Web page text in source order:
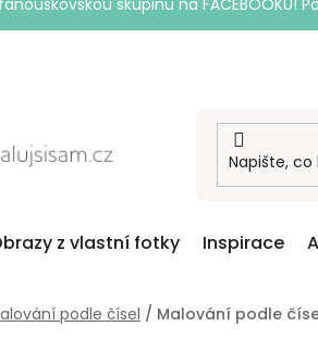
skupinu na
z vlastní fotky Inspirace
podle čísel / Malování podle